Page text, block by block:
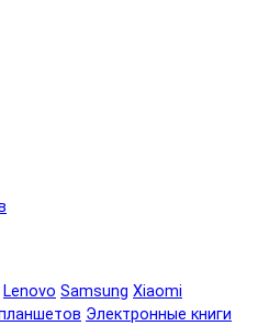
Lenovo Samsung Xiaomi
Электронные книги